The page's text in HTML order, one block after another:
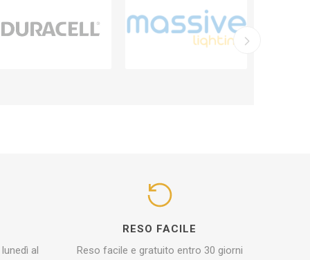
al
RESO FACILE
Reso facile e gratuito entro 30 giorni